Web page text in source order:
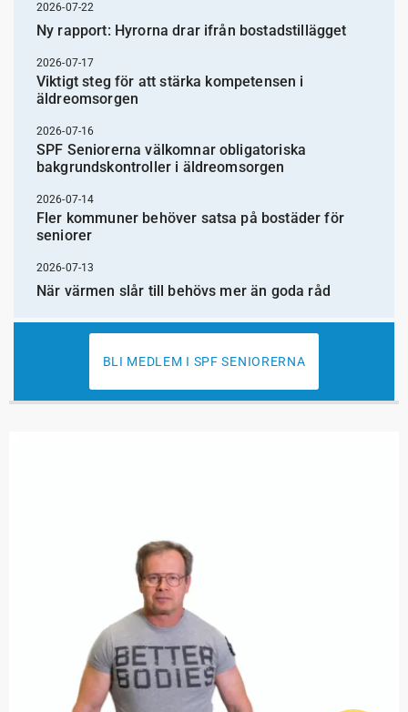
2026-07-22
Ny rapport: Hyrorna drar ifrån bostadstillägget
2026-07-17
Viktigt steg för att stärka kompetensen i
äldreomsorgen
2026-07-16
SPF Seniorerna välkomnar obligatoriska
bakgrundskontroller i äldreomsorgen
2026-07-14
Fler kommuner behöver satsa på bostäder för
seniorer
2026-07-13
När värmen slår till behövs mer än goda råd
BLI MEDLEM I SPF SENIORERNA